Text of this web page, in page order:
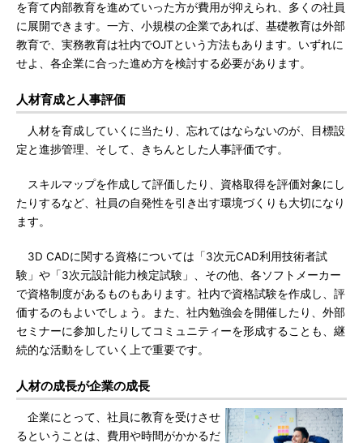
を育て内部教育を進めていった方が費用が抑えられ、多くの社員
に展開できます。一方、小規模の企業であれば、基礎教育は外部
教育で、実務教育は社内でOJTという方法もあります。いずれに
せよ、各企業に合った進め方を検討する必要があります。
人材育成と人事評価
人材を育成していくに当たり、忘れてはならないのが、目標設
定と進捗管理、そして、きちんとした人事評価です。
スキルマップを作成して評価したり、資格取得を評価対象にし
たりするなど、社員の自発性を引き出す環境づくりも大切になり
ます。
3D CADに関する資格については「3次元CAD利用技術者試
験」や「3次元設計能力検定試験」、その他、各ソフトメーカー
で資格制度があるものもあります。社内で資格試験を作成し、評
価するのもよいでしょう。また、社内勉強会を開催したり、外部
セミナーに参加したりしてコミュニティーを形成することも、継
続的な活動をしていく上で重要です。
人材の成長が企業の成長
企業にとって、社員に教育を受けさせ
るということは、費用や時間がかかるだ